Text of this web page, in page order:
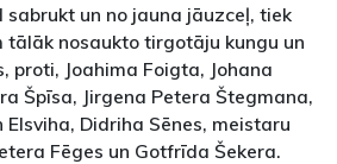
un no jauna jāuzceļ, tiek
nosaukto tirgotāju kungu un
proti, Joahima Foigta, Johana
Špīsa, Jirgena Petera Štegmana,
Didriha Sēnes, meistaru
Fēges un Gotfrīda Šekera.